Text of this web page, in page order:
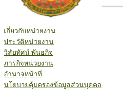
เกี่ยวกับหน่วยงาน
ประวัติหน่วยงาน
วิสัยทัศน์ พันธกิจ
ภารกิจหน่วยงาน
อำนาจหน้าที่
นโยบายคุ้มครองข้อมูลส่วนบุคคล